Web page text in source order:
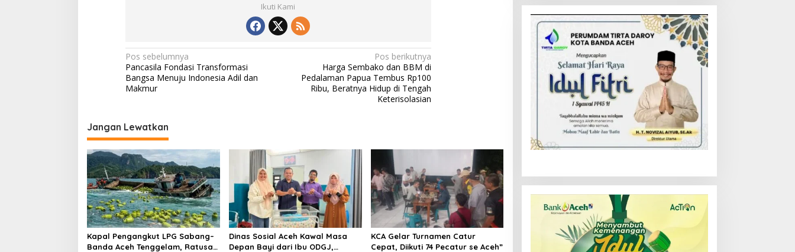
Ikuti Kami
N
a
v
g
a
s
i
p
o
s
Pos sebelumnya
Pancasila Fondasi Transformasi
Bangsa Menuju Indonesia Adil dan
Makmur
Pos berikutnya
Harga Sembako dan BBM di
Pedalaman Papua Tembus Rp100
Ribu, Beratnya Hidup di Tengah
Keterisolasian
Jangan Lewatkan
Kapal Pengangkut LPG Sabang–
Banda Aceh Tenggelam, Ratusan
Dinas Sosial Aceh Kawal Masa
Depan Bayi dari Ibu ODGJ,
KCA Gelar Turnamen Catur
Cepat, Diikuti 74 Pecatur se Aceh”